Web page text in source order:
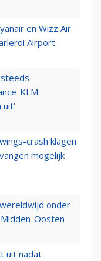
en Wizz Air
Airport
KLM:
crash klagen
mogelijk
onder
Oosten
uit nadat